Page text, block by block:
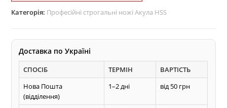
Категорія: Професійні строгальні ножі Акула HSS
Доставка по Україні
СПОСІБ ТЕРМІН
ВАРТІСТЬ
Нова Пошта
(відділення)
1–2 дні від 50 грн